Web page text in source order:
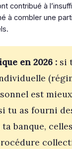
contribué à
à combler une
en 2026 :si
est
tu as fourni
banque,